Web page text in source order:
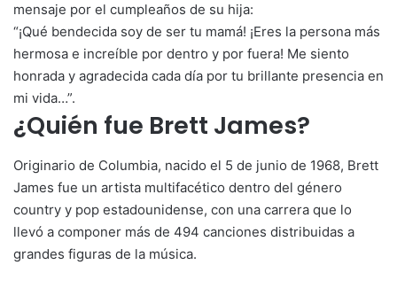
mensaje por el cumpleaños de su hija:
“¡Qué bendecida soy de ser tu mamá! ¡Eres la persona más
hermosa e increíble por dentro y por fuera! Me siento
honrada y agradecida cada día por tu brillante presencia en
mi vida…”.
¿Quién fue Brett James?
Originario de Columbia, nacido el 5 de junio de 1968, Brett
James fue un artista multifacético dentro del género
country y pop estadounidense, con una carrera que lo
llevó a componer más de 494 canciones distribuidas a
grandes figuras de la música.